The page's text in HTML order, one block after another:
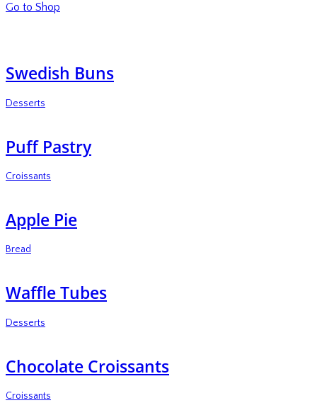
Go to Shop
Swedish Buns
Desserts
Puff Pastry
Croissants
Apple Pie
Bread
Waffle Tubes
Desserts
Chocolate Croissants
Croissants